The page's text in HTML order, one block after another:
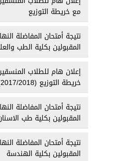
مع خريطة التوزيع
نتيجة أمتحان المفاضلة
المقبولين بكلية الطب
إعلان هام للطلاب
خريطة التوزيع (2017/2018)
نتيجة أمتحان المفاضلة
المقبولين بكلية طب
نتيجة أمتحان المفاضلة
المقبولين بكلية الهندسة